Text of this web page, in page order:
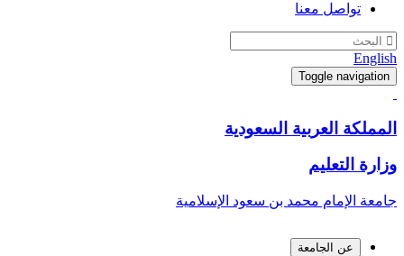
تواصل معنا
English
Toggle navigation
المملكة العربية السعودية
وزارة التعليم
جامعة الإمام محمد بن سعود الإسلامية
عن الجامعة